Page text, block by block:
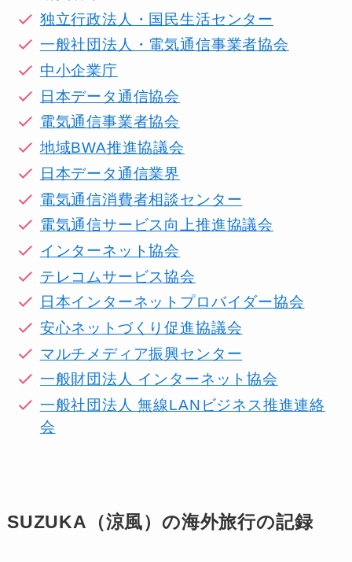
独立行政法人・国民生活センター
一般社団法人・電気通信事業者協会
中小企業庁
日本データ通信協会
電気通信事業者協会
地域BWA推進協議会
日本データ通信業界
電気通信消費者相談センター
電気通信サービス向上推進協議会
インターネット協会
テレコムサービス協会
日本インターネットプロバイダー協会
安心ネットづくり促進協議会
マルチメディア振興センター
一般財団法人 インターネット協会
一般社団法人 無線LANビジネス推進連絡
会
SUZUKA（涼風）の海外旅行の記録